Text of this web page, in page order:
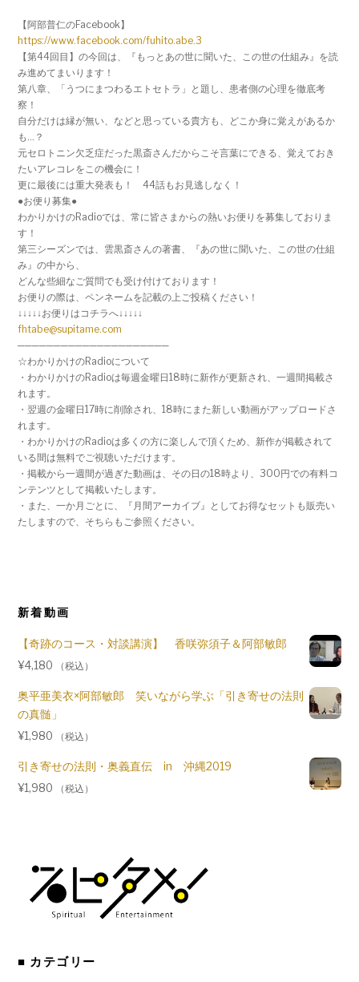
【阿部普仁のFacebook】
https://www.facebook.com/fuhito.abe.3
【第44回目】の今回は、『もっとあの世に聞いた、この世の仕組み』を読
み進めてまいります！
第八章、「うつにまつわるエトセトラ」と題し、患者側の心理を徹底考
察！
自分だけは縁が無い、などと思っている貴方も、どこか身に覚えがあるか
も…？
元セロトニン欠乏症だった黒斎さんだからこそ言葉にできる、覚えておき
たいアレコレをこの機会に！
更に最後には重大発表も！ 44話もお見逃しなく！
●お便り募集●
わかりかけのRadioでは、常に皆さまからの熱いお便りを募集しておりま
す！
第三シーズンでは、雲黒斎さんの著書、『あの世に聞いた、この世の仕組
み』の中から、
どんな些細なご質問でも受け付けております！
お便りの際は、ペンネームを記載の上ご投稿ください！
↓↓↓↓↓お便りはコチラへ↓↓↓↓↓
fhtabe@supitame.com
─────────────────────
☆わかりかけのRadioについて
・わかりかけのRadioは毎週金曜日18時に新作が更新され、一週間掲載さ
れます。
・翌週の金曜日17時に削除され、18時にまた新しい動画がアップロードさ
れます。
・わかりかけのRadioは多くの方に楽しんで頂くため、 新作が掲載されて
いる間は無料でご視聴いただけます。
・掲載から一週間が過ぎた動画は、その日の18時より、300円での有料コ
ンテンツとして掲載いたします。
・また、一か月ごとに、『月間アーカイブ』 としてお得なセットも販売い
たしますので、 そちらもご参照ください。
新着動画
【奇跡のコース・対談講演】 香咲弥須子＆阿部敏郎
¥4,180 （税込）
奥平亜美衣×阿部敏郎 笑いながら学ぶ「引き寄せの法則
の真髄」
¥1,980 （税込）
引き寄せの法則・奥義直伝 in 沖縄2019
¥1,980 （税込）
■ カテゴリー